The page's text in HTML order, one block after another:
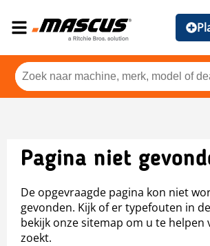
Pagina niet
De opgevraagde pagina kon niet
gevonden. Kijk of er typefouten in
bekijk onze sitemap om u te helpen
zoekt.